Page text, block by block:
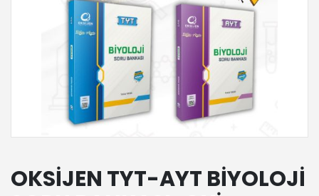
OKSİJEN TYT-AYT BİYOLOJİ